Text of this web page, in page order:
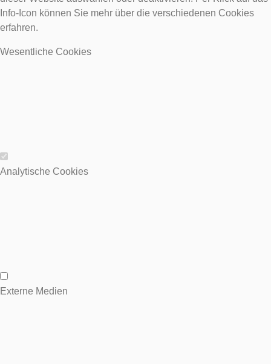
Info-Icon können Sie mehr über die verschiedenen Cookies
erfahren.
Wesentliche Cookies
Wesentliche Cookies
Analytische Cookies
Analytische Cookies
Externe Medien